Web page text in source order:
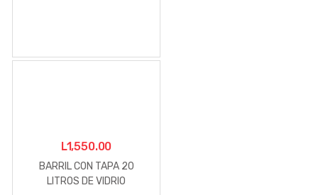
L1,550.00
BARRIL CON TAPA 20
LITROS DE VIDRIO